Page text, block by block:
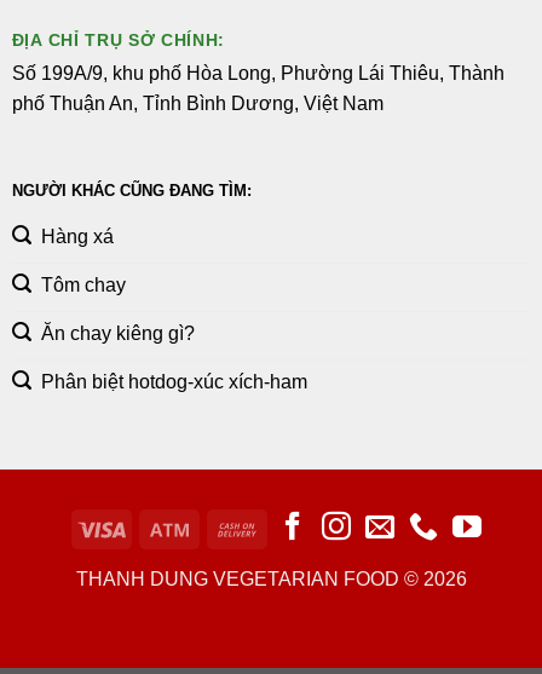
ĐỊA CHỈ TRỤ SỞ CHÍNH:
Số 199A/9, khu phố Hòa Long, Phường Lái Thiêu, Thành
phố Thuận An, Tỉnh Bình Dương, Việt Nam
NGƯỜI KHÁC CŨNG ĐANG TÌM:
Hàng xá
Tôm chay
Ăn chay kiêng gì?
Phân biệt hotdog-xúc xích-ham
THANH DUNG VEGETARIAN FOOD © 2026